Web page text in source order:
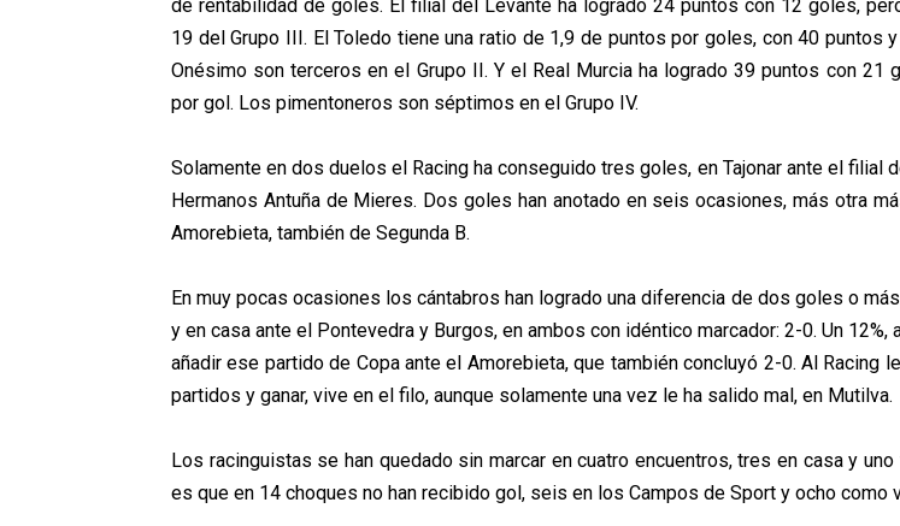
de rentabilidad de goles. El filial del Levante ha logrado 24 puntos con 12 goles,
19 del Grupo III. El Toledo tiene una ratio de 1,9 de puntos por goles, con 40 puntos
Onésimo son terceros en el Grupo II. Y el Real Murcia ha logrado 39 puntos con 21
por gol. Los pimentoneros son séptimos en el Grupo IV.
Solamente en dos duelos el Racing ha conseguido tres goles, en Tajonar ante el filial
Hermanos Antuña de Mieres. Dos goles han anotado en seis ocasiones, más otra
Amorebieta, también de Segunda B.
En muy pocas ocasiones los cántabros han logrado una diferencia de dos goles o
y en casa ante el Pontevedra y Burgos, en ambos con idéntico marcador: 2-0. Un 12%,
añadir ese partido de Copa ante el Amorebieta, que también concluyó 2-0. Al Racing
partidos y ganar, vive en el filo, aunque solamente una vez le ha salido mal, en Mutilva.
Los racinguistas se han quedado sin marcar en cuatro encuentros, tres en casa yuno
es que en 14 choques no han recibido gol, seis en los Campos de Sport y ocho como